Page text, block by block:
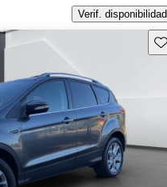
Verif. disponibilidad